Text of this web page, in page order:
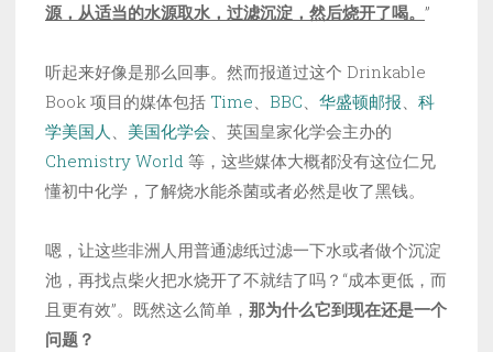
源，从适当的水源取水，过滤沉淀，然后烧开了喝。 ”
听起来好像是那么回事。然而报道过这个 Drinkable
Book 项目的媒体包括 Time、 BBC、 华盛顿邮报、 科
学美国人 、 美国化学会、英国皇家化学会主办的
Chemistry World 等，这些媒体大概都没有这位仁兄
懂初中化学，了解烧水能杀菌或者必然是收了黑钱。
嗯，让这些非洲人用普通滤纸过滤一下水或者做个沉淀
池，再找点柴火把水烧开了不就结了吗？“成本更低，而
且更有效”。既然这么简单， 那为什么它到现在还是一个
问题？